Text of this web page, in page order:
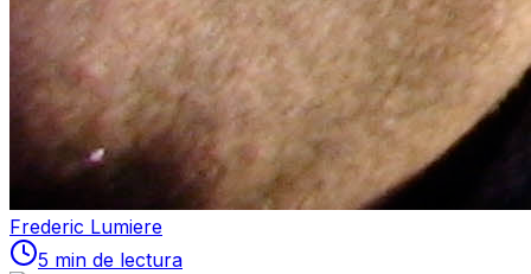
Frederic Lumiere
5 min de lectura